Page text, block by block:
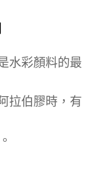
水彩顏料的最
拉伯膠時，有